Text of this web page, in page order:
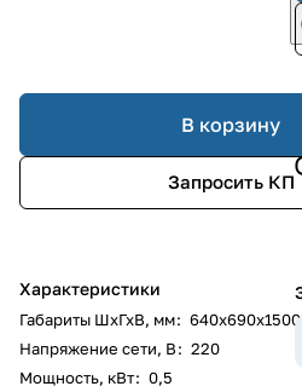
В корзину
Запросить КП
Характеристики
Габариты ШхГхВ, мм: 640х690х1500
Напряжение сети, В: 220
Мощность, кВт: 0,5